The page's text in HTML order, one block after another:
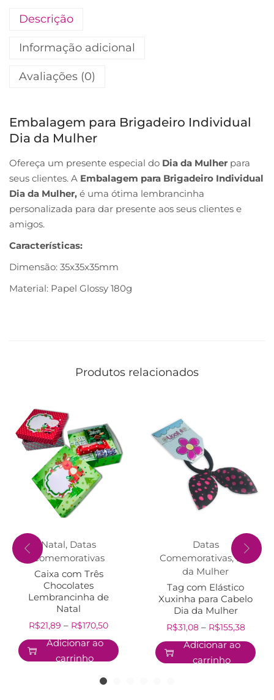
Descrição
Informação adicional
Avaliações (0)
Embalagem para Brigadeiro Individual
Dia da Mulher
Ofereça um presente especial do Dia da Mulher para
seus clientes. A Embalagem para Brigadeiro Individual
Dia da Mulher, é uma ótima lembrancinha
personalizada para dar presente aos seus clientes e
amigos.
Características:
Dimensão: 35x35x35mm
Material: Papel Glossy 180g
Produtos relacionados
Natal, Datas
Comemorativas
Caixa com Três
Chocolates
Lembrancinha de
Natal
R$21,89 – R$170,50
Adicionar ao
carrinho
Datas
Comemorativas,Dia
da Mulher
Tag com Elástico
Xuxinha para Cabelo
Dia da Mulher
R$31,08 – R$155,38
Adicionar ao
carrinho